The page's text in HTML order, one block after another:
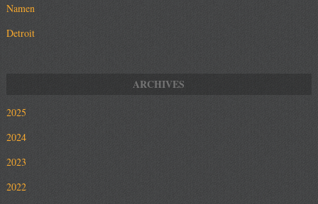
Namen
Detroit
2025
2024
2023
2022